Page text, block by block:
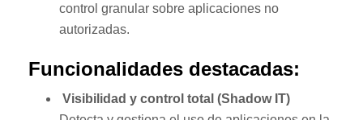
control granular sobre aplicaciones no
autorizadas.
Funcionalidades destacadas:
Visibilidad y control total (Shadow IT)